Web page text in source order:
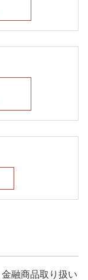
融商品取り扱い